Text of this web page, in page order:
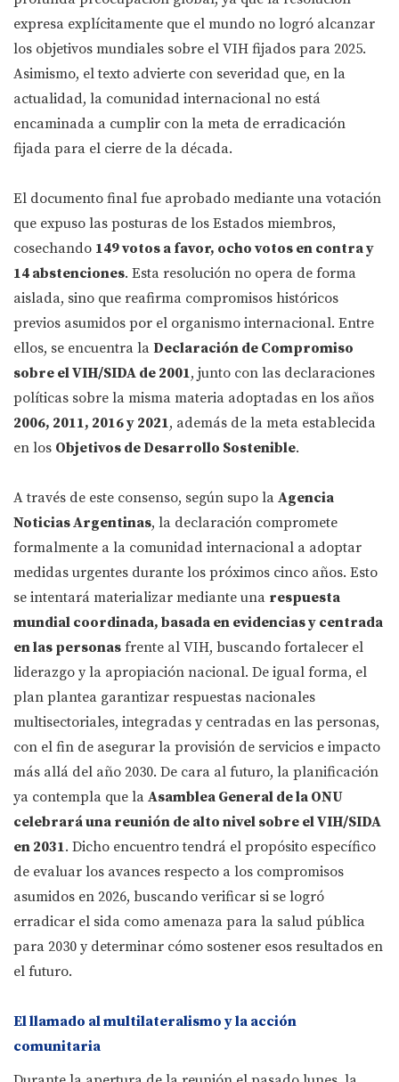
expresa explícitamente que el mundo no logró alcanzar
los objetivos mundiales sobre el VIH fijados para 2025.
Asimismo, el texto advierte con severidad que, en la
actualidad, la comunidad internacional no está
encaminada a cumplir con la meta de erradicación
fijada para el cierre de la década.
El documento final fue aprobado mediante una votación
que expuso las posturas de los Estados miembros,
cosechando 149 votos a favor, ocho votos en contra y
14 abstenciones. Esta resolución no opera de forma
aislada, sino que reafirma compromisos históricos
previos asumidos por el organismo internacional. Entre
ellos, se encuentra la Declaración de Compromiso
sobre el VIH/SIDA de 2001, junto con las declaraciones
políticas sobre la misma materia adoptadas en los años
2006, 2011, 2016 y 2021, además de la meta establecida
en los Objetivos de Desarrollo Sostenible.
A través de este consenso, según supo la Agencia
Noticias Argentinas, la declaración compromete
formalmente a la comunidad internacional a adoptar
medidas urgentes durante los próximos cinco años. Esto
se intentará materializar mediante una respuesta
mundial coordinada, basada en evidencias y centrada
en las personas frente al VIH, buscando fortalecer el
liderazgo y la apropiación nacional. De igual forma, el
plan plantea garantizar respuestas nacionales
multisectoriales, integradas y centradas en las personas,
con el fin de asegurar la provisión de servicios e impacto
más allá del año 2030. De cara al futuro, la planificación
ya contempla que la Asamblea General de la ONU
celebrará una reunión de alto nivel sobre el VIH/SIDA
en 2031. Dicho encuentro tendrá el propósito específico
de evaluar los avances respecto a los compromisos
asumidos en 2026, buscando verificar si se logró
erradicar el sida como amenaza para la salud pública
para 2030 y determinar cómo sostener esos resultados en
el futuro.
El llamado al multilateralismo y la acción
comunitaria